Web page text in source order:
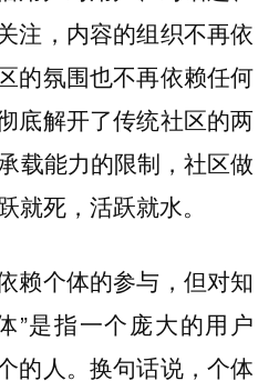
注，内容的组织不再依
的氛围也不再依赖任何
底解开了传统社区的两
载能力的限制，社区做
就死，活跃就水。
赖个体的参与，但对知
”是指一个庞大的用户
的人。换句话说，个体